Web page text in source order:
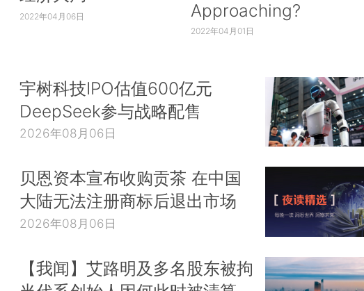
2022年04月06日
Approaching?
2022年04月01日
宇树科技IPO估值600亿元
DeepSeek参与战略配售
2026年08月06日
贝恩资本宣布收购贡茶 在中国
大陆无法注册商标后退出市场
2026年08月06日
【我闻】艾路明及多名股东被拘